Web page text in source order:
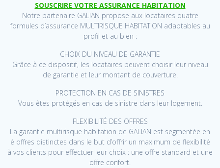
SOUSCRIRE VOTRE ASSURANCE HABITATION
Notre partenaire GALIAN propose aux locataires quatre
formules d’assurance MULTIRISQUE HABITATION adaptables au
profil et au bien :
CHOIX DU NIVEAU DE GARANTIE
Grâce à ce dispositif, les locataires peuvent choisir leur niveau
de garantie et leur montant de couverture.
PROTECTION EN CAS DE SINISTRES
Vous êtes protégés en cas de sinistre dans leur logement.
FLEXIBILITÉ DES OFFRES
La garantie multirisque habitation de GALIAN est segmentée en
é offres distinctes dans le but d’offrir un maximum de flexibilité
à vos clients pour effectuer leur choix : une offre standard et une
offre confort.